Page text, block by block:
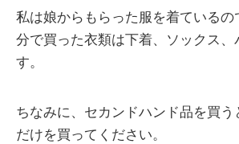
私は娘からもらった服を着ているの
分で買った衣類は下着、ソックス、
す。
ちなみに、セカンドハンド品を買う
だけを買ってください。